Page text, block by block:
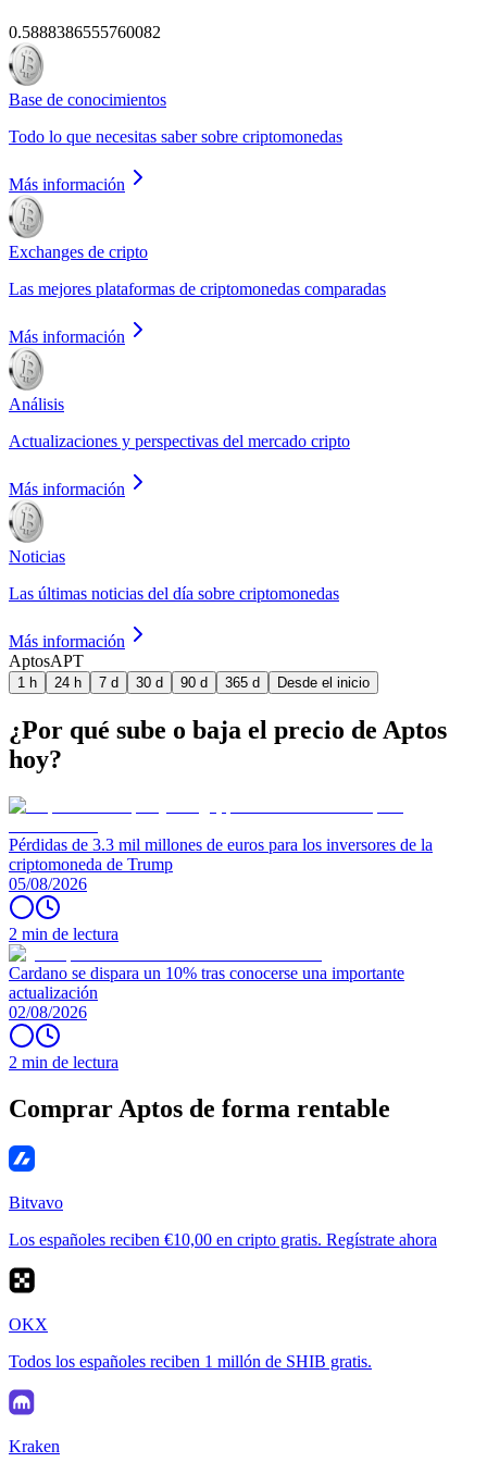
0.5888386555760082
Base de conocimientos
Todo lo que necesitas saber sobre criptomonedas
Más información
Exchanges de cripto
Las mejores plataformas de criptomonedas comparadas
Más información
Análisis
Actualizaciones y perspectivas del mercado cripto
Más información
Noticias
Las últimas noticias del día sobre criptomonedas
Más información
AptosAPT
1 h 24 h 7 d 30 d 90 d 365 d Desde el inicio
¿Por qué sube o baja el precio de Aptos
hoy?
Pérdidas de 3.3 mil millones de euros para los inversores de la
criptomoneda de Trump
05/08/2026
2 min de lectura
Cardano se dispara un 10% tras conocerse una importante
actualización
02/08/2026
2 min de lectura
Comprar Aptos de forma rentable
Bitvavo
Los españoles reciben €10,00 en cripto gratis. Regístrate ahora
OKX
Todos los españoles reciben 1 millón de SHIB gratis.
Kraken